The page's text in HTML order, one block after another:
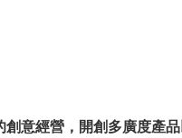
經營，開創多廣度產品